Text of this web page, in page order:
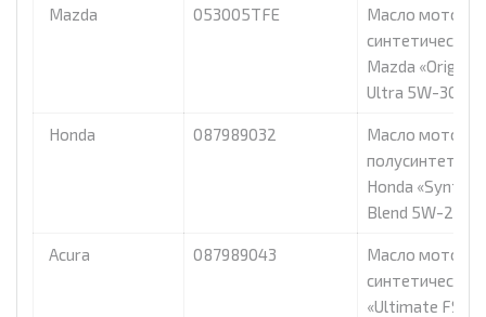
Mazda 053005TFE
Масло
синтетическое
Mazda «Original
Ultra 5W-30»,
Honda 087989032
Масло
Honda
Blend 5W-20»,
Acura 087989043
Масло
синтетическое
«Ultimate FS